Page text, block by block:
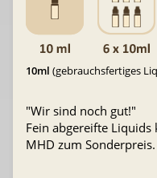
10ml (gebrauchsfertiges
"Wir sind noch gut!"
Fein abgereifte
MHD zum Sonderpreis.